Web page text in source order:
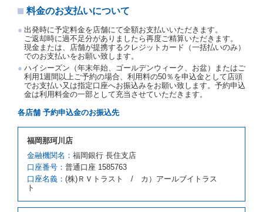
若しくは当社のいずれの責にもよらない事由により貸
たものとします。この場合、当社は受領済の予約申込
金を返還するものとします。
第５条（代替レンタカー）
当社は、借受人から予約のあった車種クラスのレンタ
カーを貸し渡すことができないときは、予約と異なる
車種クラスのレンタカー（以下「代替レンタカー」と
いいます。）の貸渡しを申し入れることができるもの
とします。
クラスを除き予約時と同一の借受条件でレンタカー提
携先の代替レンタカーを貸し渡すものとします。な
お、代替レンタカーの貸渡料金が予約された車種クラ
スの貸渡料金より高くなるときは、予約した車種クラ
スの貸渡料金によるものとし、予約された車種クラス
料金のお支払いについて
出発時に予定料金を店舗にて全額お支払いいただきます。
ご返却時に過不足分がありましたら再度ご精算いただきます。
現金または、店舗が提携するクレジットカード（一括払いのみ）
でのお支払いをお願い致します。
ハイシーズン（年末年始、ゴールデンウィーク、お盆）またはご
利用1週間以上ご予約の場合、利用料の50％を申込金として店頭
でお支払い又は指定口座へお振込みをお願い致します。予約申込
金は利用料金の一部として充当させていただきます。
各店舗 予約申込金のお振込先
福岡那珂川店
金融機関名： 福岡銀行 長住支店
口座番号： 普通口座 1585763
口座名義： (株)ＲＶトラスト / カ）アールブイトラス
ト